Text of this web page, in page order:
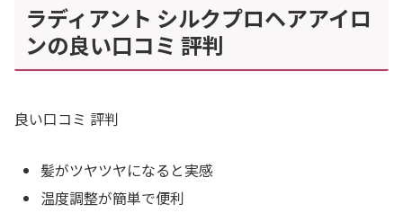
ラディアント シルクプロヘアアイロ
ンの良い口コミ 評判
良い口コミ 評判
髪がツヤツヤになると実感
温度調整が簡単で便利